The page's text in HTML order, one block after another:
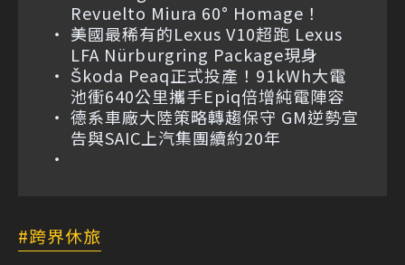
Revuelto Miura 60° Homage！
美國最稀有的Lexus V10超跑 Lexus
LFA Nürburgring Package現身
Škoda Peaq正式投產！91kWh大電
池衝640公里攜手Epiq倍增純電陣容
德系車廠大陸策略轉趨保守 GM逆勢宣
告與SAIC上汽集團續約20年
跨界休旅